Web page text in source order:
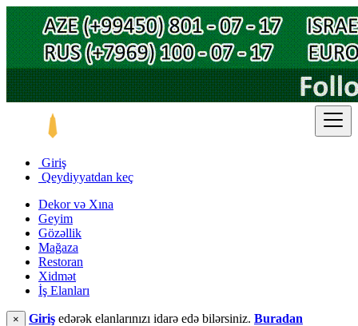
Giriş
Qeydiyyatdan keç
Dekor və Xına
Geyim
Gözəllik
Mağaza
Restoran
Xidmət
İş Elanları
× Giriş edərək elanlarınızı idarə edə bilərsiniz. Buradan